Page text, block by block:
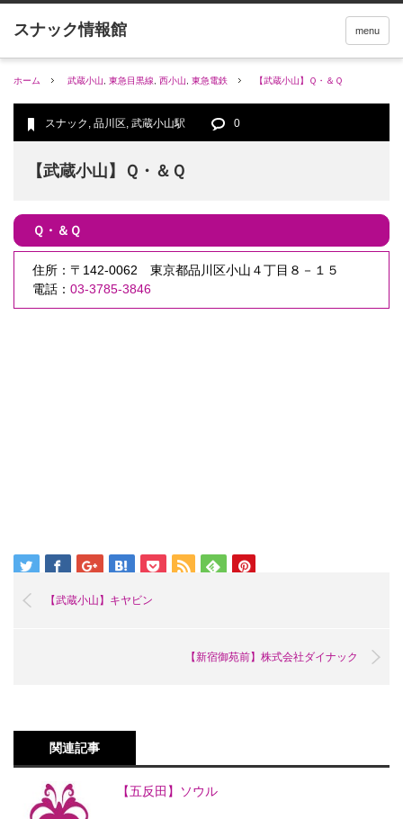
menu
ホーム 武蔵小山 東急目黒線 西小山 東急電鉄 【武蔵小山】Ｑ・＆Ｑ
スナック , 品川区, 武蔵小山駅 0
【武蔵小山】Ｑ・＆Ｑ
Ｑ・＆Ｑ
住所：〒142-0062 東京都品川区小山４丁目８－１５
電話： 03-3785-3846
【武蔵小山】キヤビン
【新宿御苑前】株式会社ダイナック
関連記事
【五反田】ソウル